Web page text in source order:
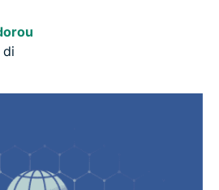
Internet
Internet
di